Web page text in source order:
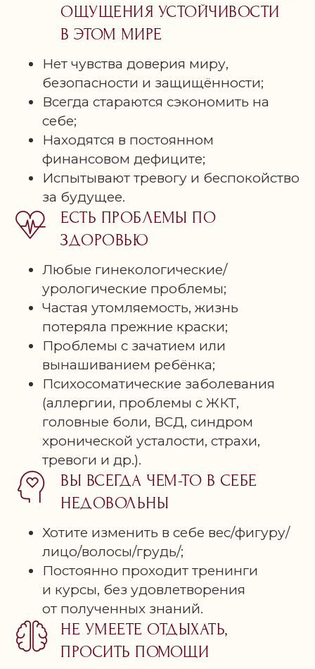
ОЩУЩЕНИЯ УСТОЙЧИВОСТИ
В ЭТОМ МИРЕ
Нет чувства доверия миру,
безопасности и защищённости;
Всегда стараются сэкономить на
себе;
Находятся в постоянном
финансовом дефиците;
Испытывают тревогу и беспокойство
за будущее.
ЕСТЬ ПРОБЛЕМЫ ПО
ЗДОРОВЬЮ
Любые гинекологические/
урологические проблемы;
Частая утомляемость, жизнь
потеряла прежние краски;
Проблемы с зачатием или
вынашиванием ребёнка;
Психосоматические заболевания
(аллергии, проблемы с ЖКТ,
головные боли, ВСД, синдром
хронической усталости, страхи,
тревоги и др.).
ВЫ ВСЕГДА ЧЕМ-ТО В СЕБЕ
НЕДОВОЛЬНЫ
Хотите изменить в себе вес/фигуру/
лицо/волосы/грудь/;
Постоянно проходит тренинги
и курсы, без удовлетворения
от полученных знаний.
НЕ УМЕЕТЕ ОТДЫХАТЬ,
ПРОСИТЬ ПОМОЩИ
ТАРИФЫ И РЕГИСТРАЦИЯ